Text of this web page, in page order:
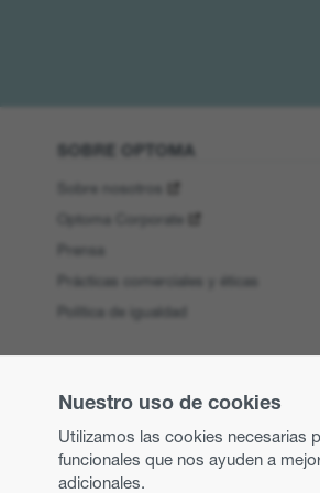
Nuestro uso de cookies
Utilizamos las cookies necesarias
funcionales que nos ayuden a
adicionales.
SOBRE OPTOMA
Optoma Corporate
Prensa
Prácticas comerciales y éticas
Política de igualdad